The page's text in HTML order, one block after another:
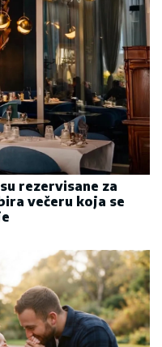
rezervisane za
večeru koja se